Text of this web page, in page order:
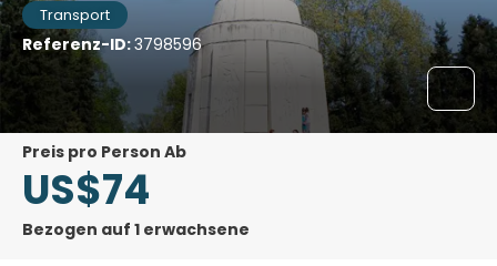
Transport
Referenz-ID:3798596
Preis pro Person Ab
US$74
Bezogen auf 1 erwachsene